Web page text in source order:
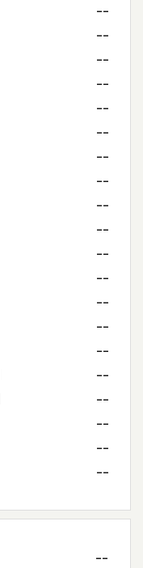
--
--
--
--
--
--
--
--
--
--
--
--
--
--
--
--
--
--
--
--
--